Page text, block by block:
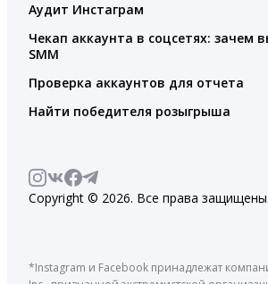
Аудит Инстаграм
Чекап аккаунта в соцсетях: зачем
SMM
Проверка аккаунтов для отчета
Найти победителя розыгрыша
Copyright © 2026. Все права защищены.
*Instagram и Facebook принадлежат